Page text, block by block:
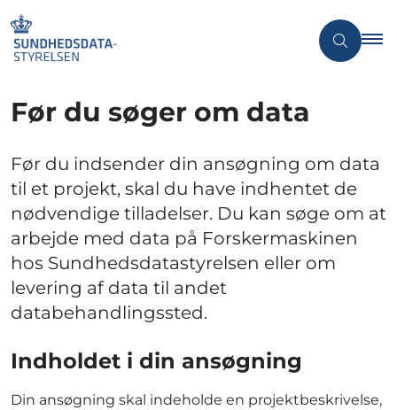
Før du søger om data
Før du indsender din ansøgning om data
til et projekt, skal du have indhentet de
nødvendige tilladelser. Du kan søge om at
arbejde med data på Forskermaskinen
hos Sundhedsdatastyrelsen eller om
levering af data til andet
databehandlingssted.
Indholdet i din ansøgning
Din ansøgning skal indeholde en projektbeskrivelse,